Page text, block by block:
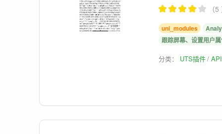
（
uni_modules
跟踪屏幕、设置用户
分类： UTS插件